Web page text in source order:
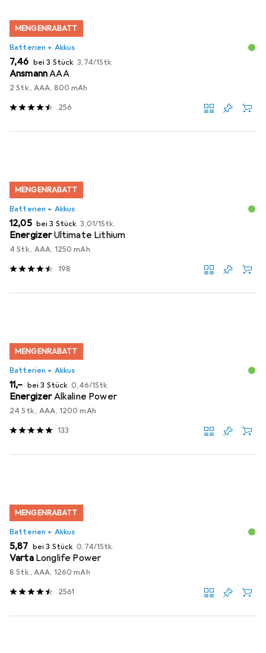
MENGENRABATT
Batterien + Akkus
EUR
7,46 bei 3 Stück EUR
3,74/1Stk.
AnsmannAAA
2 Stk., AAA, 800 mAh
256
MENGENRABATT
Batterien + Akkus
EUR
12,05 bei 3 Stück EUR
3,01/1Stk.
EnergizerUltimate Lithium
4 Stk., AAA, 1250 mAh
198
MENGENRABATT
Batterien + Akkus
EUR
11,– bei 3 Stück EUR
0,46/1Stk.
EnergizerAlkaline Power
24 Stk., AAA, 1200 mAh
133
MENGENRABATT
Batterien + Akkus
EUR
5,87 bei 3 Stück EUR
0,74/1Stk.
Varta Longlife Power
8 Stk., AAA, 1260 mAh
2561